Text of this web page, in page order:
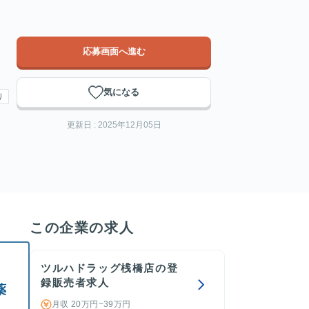
応募画面へ進む
気になる
更新日 : 2025年12月05日
この企業の求人
ツルハドラッグ桟橋店の登
録販売者求人
月収 20万円~39万円